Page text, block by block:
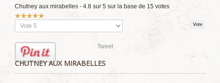
Chutney aux mirabelles - 4.8 sur 5 sur la base de 15 votes
Vote
utilisateur:
Veuillez
voter
Tweet
CHUTNEY AUX MIRABELLES